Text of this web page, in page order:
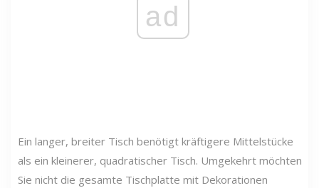
ad
Ein langer, breiter Tisch benötigt kräftigere Mittelstücke
als ein kleinerer, quadratischer Tisch. Umgekehrt möchten
Sie nicht die gesamte Tischplatte mit Dekorationen